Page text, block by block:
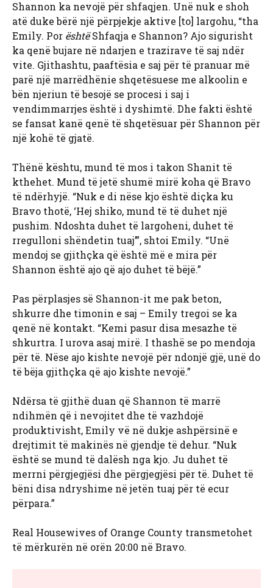
Shannon ka nevojë për shfaqjen. Unë nuk e shoh
atë duke bërë një përpjekje aktive [to] largohu, “tha
Emily. Por ështëShfaqja e Shannon? Ajo sigurisht
ka qenë bujare në ndarjen e trazirave të saj ndër
vite. Gjithashtu, paaftësia e saj për të pranuar më
parë një marrëdhënie shqetësuese me alkoolin e
bën njeriun të besojë se procesi i saj i
vendimmarrjes është i dyshimtë. Dhe fakti është
se fansat kanë qenë të shqetësuar për Shannon për
një kohë të gjatë.
Thënë kështu, mund të mos i takon Shanit të
kthehet. Mund të jetë shumë mirë koha që Bravo
të ndërhyjë. “Nuk e di nëse kjo është diçka ku
Bravo thotë, ‘Hej shiko, mund të të duhet një
pushim. Ndoshta duhet të largoheni, duhet të
rregulloni shëndetin tuaj’”, shtoi Emily. “Unë
mendoj se gjithçka që është më e mira për
Shannon është ajo që ajo duhet të bëjë.”
Pas përplasjes së Shannon-it me pak beton,
shkurre dhe timonin e saj – Emily tregoi se ka
qenë në kontakt. “Kemi pasur disa mesazhe të
shkurtra. I urova asaj mirë. I thashë se po mendoja
për të. Nëse ajo kishte nevojë për ndonjë gjë, unë do
të bëja gjithçka që ajo kishte nevojë.”
Ndërsa të gjithë duan që Shannon të marrë
ndihmën që i nevojitet dhe të vazhdojë
produktivisht, Emily vë në dukje ashpërsinë e
drejtimit të makinës në gjendje të dehur. “Nuk
është se mund të dalësh nga kjo. Ju duhet të
merrni përgjegjësi dhe përgjegjësi për të. Duhet të
bëni disa ndryshime në jetën tuaj për të ecur
përpara.”
Real Housewives of Orange County transmetohet
të mërkurën në orën 20:00 në Bravo.